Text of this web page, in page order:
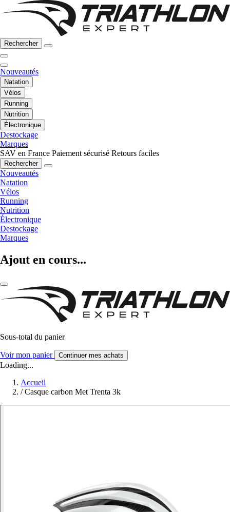
Rechercher
Nouveautés
Natation
Vélos
Running
Nutrition
Électronique
Destockage
Marques
SAV en France Paiement sécurisé Retours faciles
Rechercher
Nouveautés
Natation
Vélos
Running
Nutrition
Électronique
Destockage
Marques
Ajout en cours...
Sous-total du panier
Voir mon panier Continuer mes achats
Loading...
Accueil
/ Casque carbon Met Trenta 3k